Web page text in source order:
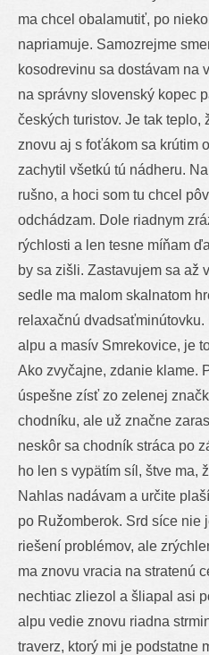
ma chcel obalamutiť, po
napriamuje. Samozrejme
kosodrevinu sa dostávam na
na správny slovenský kopec
českých turistov. Je tak teplo,
znovu aj s foťákom sa krútim
zachytil všetkú tú nádheru.
rušno, a hoci som tu chcel
odchádzam. Dole riadnym
rýchlosti a len tesne míňam
by sa zišli. Zastavujem sa až
sedle ma malom skalnatom
relaxačnú
alpu a masív Smrekovice, je
Ako zvyčajne, zdanie klame.
úspešne zísť zo zelenej
chodníku, ale už značne
neskôr sa chodník stráca po
ho len s vypätím síl, štve ma,
Nahlas nadávam a určite
po Ružomberok. Srd síce nie
riešení problémov, ale
ma znovu vracia na stratenú
nechtiac zliezol a šliapal asi
alpu vedie znovu riadna
traverz, ktorý mi je podstatne